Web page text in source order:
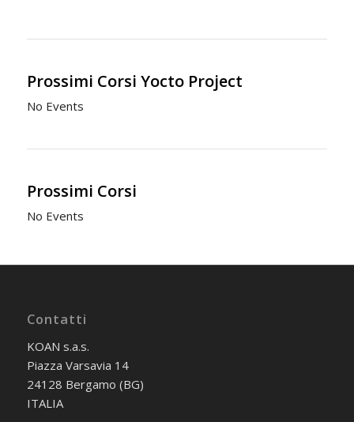
Prossimi Corsi Yocto Project
No Events
Prossimi Corsi
No Events
Contatti
KOAN s.a.s.
Piazza Varsavia 14
24128 Bergamo (BG)
ITALIA